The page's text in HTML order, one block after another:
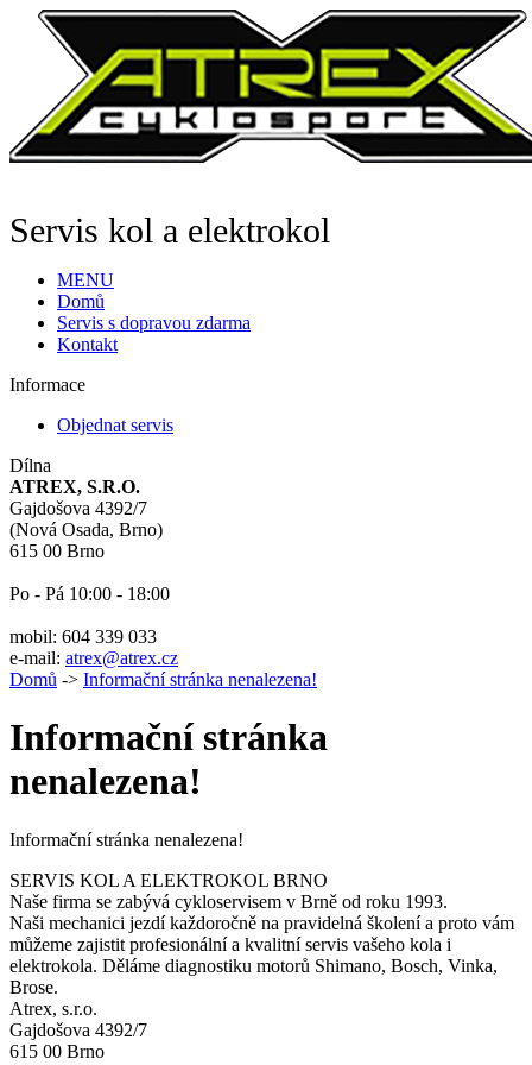
Servis kol a elektrokol
MENU
Domů
Servis s dopravou zdarma
Kontakt
Informace
Objednat servis
Dílna
ATREX, S.R.O.
Gajdošova 4392/7
(Nová Osada, Brno)
615 00 Brno
Po - Pá 10:00 - 18:00
mobil: 604 339 033
e-mail: atrex@atrex.cz
Domů -> Informační stránka nenalezena!
Informační stránka
nenalezena!
Informační stránka nenalezena!
SERVIS KOL A ELEKTROKOL BRNO
Naše firma se zabývá cykloservisem v Brně od roku 1993.
Naši mechanici jezdí každoročně na pravidelná školení a proto vám
můžeme zajistit profesionální a kvalitní servis vašeho kola i
elektrokola. Děláme diagnostiku motorů Shimano, Bosch, Vinka,
Brose.
Atrex, s.r.o.
Gajdošova 4392/7
615 00 Brno